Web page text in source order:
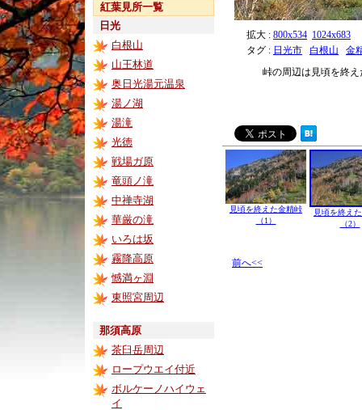
紅葉見所一覧
日光
白根山
山王林道
奥日光湯元温泉
湯ノ湖
湯滝
光徳
戦場ガ原
竜頭ノ滝
中禅寺湖
華厳の滝
いろは坂
霧降高原
憾満ヶ淵
東照宮周辺
那須高原
茶臼岳周辺
ロープウエイ付近
ボルケーノハイウェ
イ
拡大 : 800x534 1024x683
タグ : 日光市 白根山
金
峠の周辺は見頃を終
見頃を終えた金精峠
（1）
見頃を終え
（2）
前へ<<